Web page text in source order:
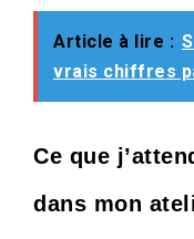
Article à lire :
vrais chiffres
Ce que
dans mon